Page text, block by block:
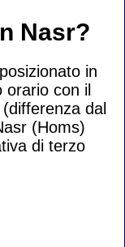
Nasr?
in
orario con il
dal
(Homs)
di terzo